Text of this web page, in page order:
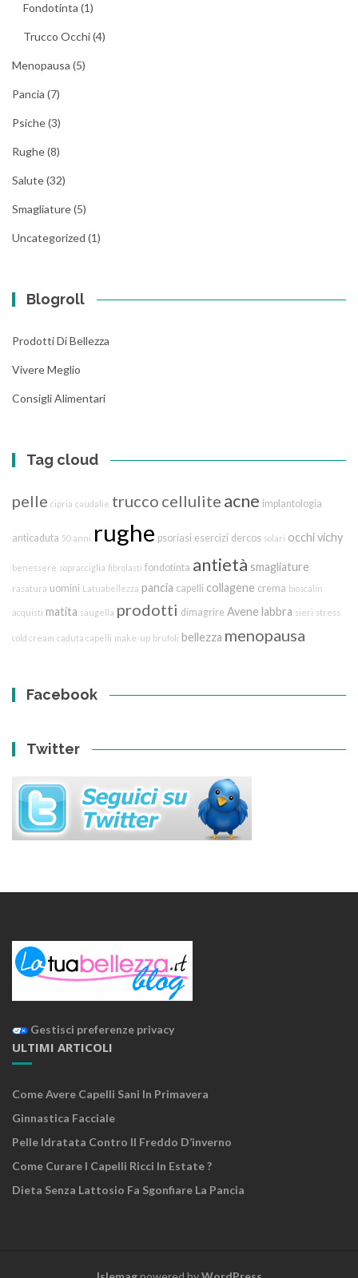
Fondotinta (1)
Trucco Occhi(4)
Menopausa (5)
Pancia (7)
Psiche(3)
Rughe(8)
Salute(32)
Smagliature(5)
Uncategorized (1)
Blogroll
Prodotti Di Bellezza
Vivere Meglio
Consigli Alimentari
Tag cloud
pelle cipria caudalie trucco cellulite acne implantologia
anticaduta 50 anni rughe psoriasi esercizi dercos solari occhivichy
benessere sopracciglia fibrolasti fondotinta antietà smagliature
rasatura uomini Latuabellezza pancia capelli collagene crema bioscalin
acquisti matita saugella prodotti dimagrire Avene labbra sieri stress
cold cream caduta capelli make-up brufoli bellezza menopausa
Facebook
Twitter
Gestisci preferenze privacy
ULTIMI ARTICOLI
Come Avere Capelli Sani In Primavera
Ginnastica Facciale
Pelle Idratata Contro Il Freddo D’inverno
Come Curare I Capelli Ricci In Estate ?
Dieta Senza Lattosio Fa Sgonfiare La Pancia